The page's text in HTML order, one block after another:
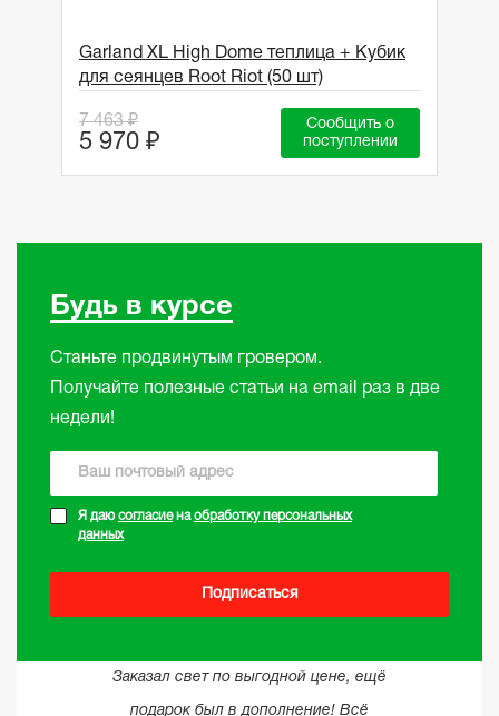
Garland XL High Dome теплица + Кубик
для сеянцев Root Riot (50 шт)
7 463 ₽
5 970 ₽
Сообщить о
поступлении
Будь в курсе
Станьте продвинутым гровером.
Получайте полезные статьи на email раз в две
недели!
Я даюсогласиенаобработку персональных
данных
Подписаться
Заказал свет по выгодной цене, ещё
подарок был в дополнение! Всё